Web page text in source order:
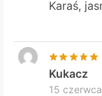
Karaś,
Kukacz
15